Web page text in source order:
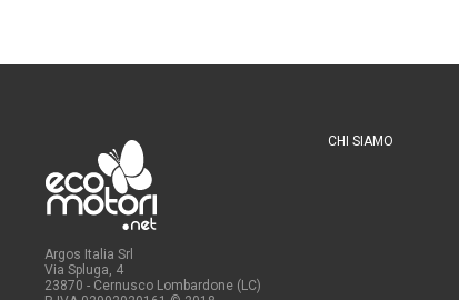
Argos Italia Srl
Via Spluga, 4
23870 - Cernusco Lombardone (LC)
CHI SIAMO